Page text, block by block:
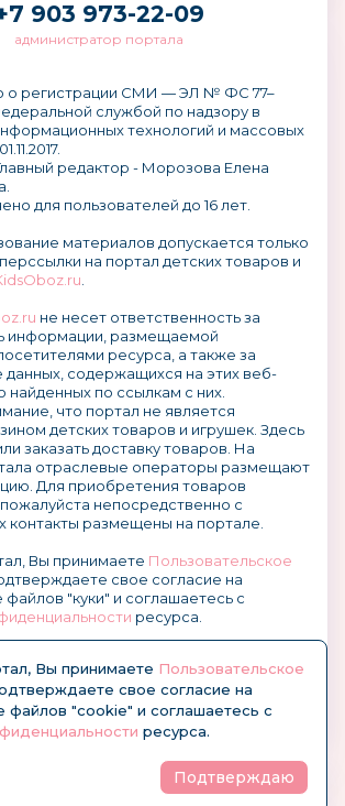
903 973-22-09
администратор портала
о регистрации СМИ — ЭЛ № ФС 77–
службой по надзору в
технологий и массовых
редактор - Морозова Елена
для пользователей до 16 лет.
материалов допускается только
на портал детских товаров и
не несет ответственность за
информации, размещаемой
ресурса, а также за
данных, содержащихся на этих веб-
найденных по ссылкам с них.
что портал не является
детских товаров и игрушек. Здесь
заказать доставку товаров. На
отраслевые операторы размещают
Для приобретения товаров
непосредственно с
контакты размещены на портале.
Вы принимаете Пользовательское
свое согласие на
файлов "куки" и соглашаетесь с
ресурса.
KidsOboz.RU 2004-2026
Вы принимаете Пользовательское
свое согласие на
файлов "cookie" и соглашаетесь с
ресурса.
Подтверждаю